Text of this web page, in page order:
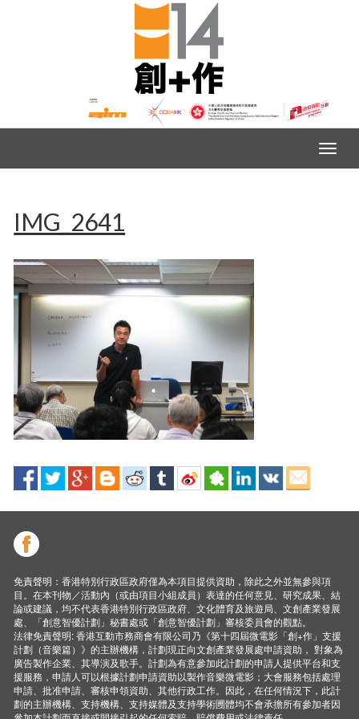
IMG_2641
免責聲明：香港特別行政區政府僅為本項目提供資助，除此之外並無參與項
目。在本刊物／活動內（或由項目小組成員）表達的任何意見、研究成果、結
論或建議，均不代表香港特別行政區政府、文化體育及旅遊局、文創產業發展
處、「創意智優計劃」秘書處或「創意智優計劃」審核委員會的觀點。
法律免責聲明: 香港互動市務商會有限公司乃《第十四屆微電影「創+作」支援
計劃（音樂篇）》的主辦機構，計劃現正向文創產業發展處申請資助， 對象為
廣告製作企業、其導演及歌手。計劃為有意參加此計劃的申請人提供平台和支
援服務，申請人可以根據計劃申請資助以製作音樂微電影；大會服務包括處理
申請、批准申請、審核申領資助、其他行政工作。因此，在任何情況下，此計
劃的主辦機構、支持機構、支持媒體及支持學術圑體均不會承擔所有參加者因